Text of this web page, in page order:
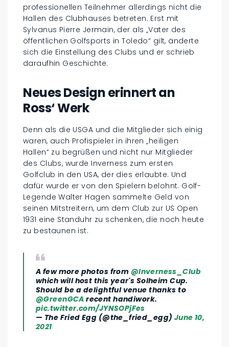
professionellen Teilnehmer allerdings nicht die
Hallen des Clubhauses betreten. Erst mit
Sylvanus Pierre Jermain, der als „Vater des
öffentlichen Golfsports in Toledo“ gilt, änderte
sich die Einstellung des Clubs und er schrieb
daraufhin Geschichte.
Neues Design erinnert an
Ross‘ Werk
Denn als die USGA und die Mitglieder sich einig
waren, auch Profispieler in ihren „heiligen
Hallen“ zu begrüßen und nicht nur Mitglieder
des Clubs, wurde Inverness zum ersten
Golfclub in den USA, der dies erlaubte. Und
dafür wurde er von den Spielern belohnt. Golf-
Legende Walter Hagen sammelte Geld von
seinen Mitstreitern, um dem Club zur US Open
1931 eine Standuhr zu schenken, die noch heute
zu bestaunen ist.
A few more photos from @Inverness_Club
which will host this year's Solheim Cup.
Should be a delightful venue thanks to
@GreenGCA recent handiwork.
pic.twitter.com/JYNSOPjFes
— The Fried Egg (@the_fried_egg) June 10,
2021